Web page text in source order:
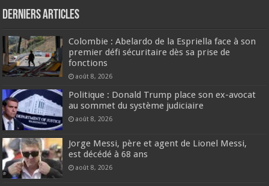
Derniers articles
Colombie : Abelardo de la Espriella face à son
premier défi sécuritaire dès sa prise de
fonctions
août 8, 2026
Politique : Donald Trump place son ex-avocat
au sommet du système judiciaire
août 8, 2026
Jorge Messi, père et agent de Lionel Messi,
est décédé à 68 ans
août 8, 2026